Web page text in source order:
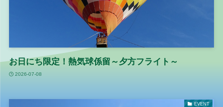
お日にち限定！熱気球係留～夕方フライト～
2026-07-08
EVENT